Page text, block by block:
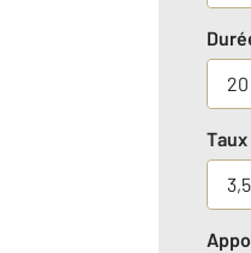
Taux